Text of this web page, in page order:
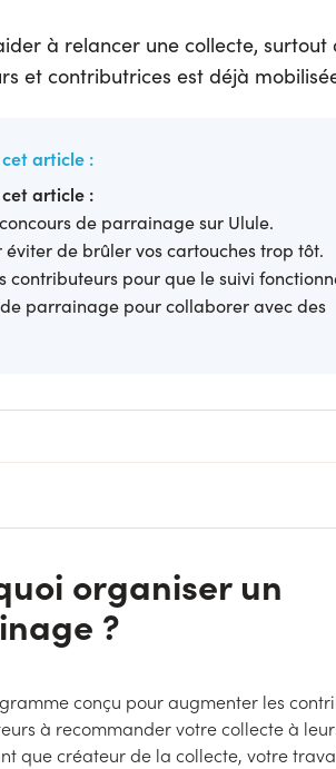
à relancer une collecte, surtout
et contributrices est déjà
article :
article :
de parrainage sur Ulule.
de brûler vos cartouches trop tôt.
contributeurs pour que le suivi
parrainage pour collaborer avec des
organiser un
?
conçu pour augmenter les
à recommander votre collecte à
que créateur de la collecte, votre